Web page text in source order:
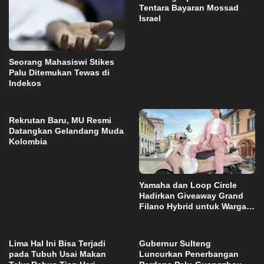
Seorang Mahasiswi Stikes
Palu Ditemukan Tewas di
Indekos
Tentara Bayaran Mossad
Israel
Rekrutan Baru, MU Resmi
Datangkan Gelandang Muda
Kolombia
Yamaha dan Loop Circle
Hadirkan Giveaway Grand
Filano Hybrid untuk Warga
Lima Hal Ini Bisa Terjadi
pada Tubuh Usai Makan
Gubernur Sulteng
Luncurkan Penerbangan